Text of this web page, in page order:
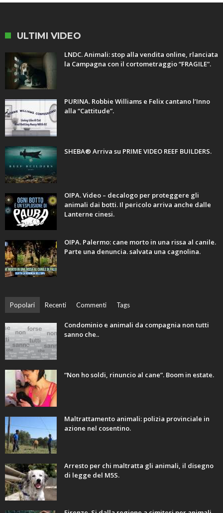
ULTIMI VIDEO
LNDC. Animali: stop alla vendita online, rlanciata
la Campagna con il cortometraggio “FRAGILE”.
PURINA. Robbie Williams e Felix cantano l’Inno
alla “Cattitude”.
SHEBA® Arriva su PRIME VIDEO REEF BUILDERS.
OIPA. Video – decalogo per proteggere gli
animali dai botti. Il pericolo arriva anche dalle
Lanterne cinesi.
OIPA. Palermo: cane morto in una rissa al canile.
Parte una denuncia. salvata una cagnolina.
Popolari Recenti Commenti Tags
Condominio e animali da compagnia non tutti
sanno che..
“Non ho soldi, rinuncio al cane”. Boom in estate.
Maltrattamento animali: polizia provinciale in
azione nel cosentino.
Arresto per chi maltratta gli animali, il disegno
di legge del M5S.